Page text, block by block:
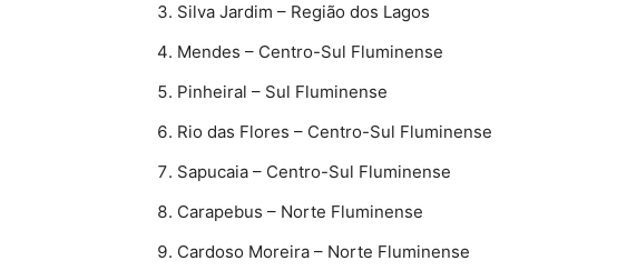
Silva Jardim – Região dos Lagos
Mendes – Centro-Sul Fluminense
Pinheiral – Sul Fluminense
Rio das Flores – Centro-Sul Fluminense
Sapucaia – Centro-Sul Fluminense
Carapebus – Norte Fluminense
Cardoso Moreira – Norte Fluminense